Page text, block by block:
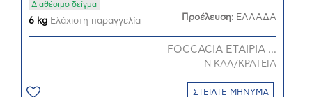
Διαθέσιμο δείγμα
6 kg Ελάχιστη παραγγελία Προέλευση: ΕΛΛΑΔΑ
FOCCACIA ΕΤΑΙΡΙΑ ...
Ν ΚΑΛ/ΚΡΑΤΕΙΑ
ΣΤΕΙΛΤΕ ΜΗΝΥΜΑ